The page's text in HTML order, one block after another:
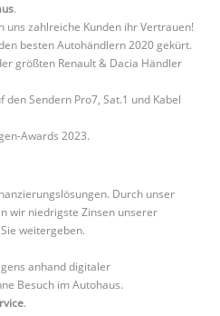
.
uns zahlreiche Kunden ihr Vertrauen!
besten Autohändlern 2020 gekürt.
größten Renault & Dacia Händler
den Sendern Pro7, Sat.1 und Kabel
Awards 2023.
Durch unser
wir niedrigste Zinsen unserer
weitergeben.
anhand digitaler
Besuch im Autohaus.
.